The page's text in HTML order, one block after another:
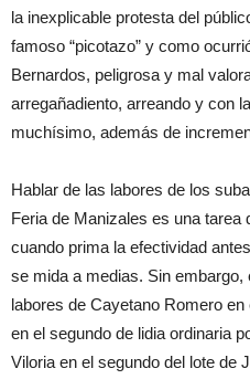
la inexplicable protesta del
famoso “picotazo” y como
Bernardos, peligrosa y mal
arregañadiento, arreando y con
muchísimo, además de
Hablar de las labores de los
Feria de Manizales es una tarea
cuando prima la efectividad
se mida a medias. Sin
labores de Cayetano Romero
en el segundo de lidia ordinaria
Viloria en el segundo del lote de